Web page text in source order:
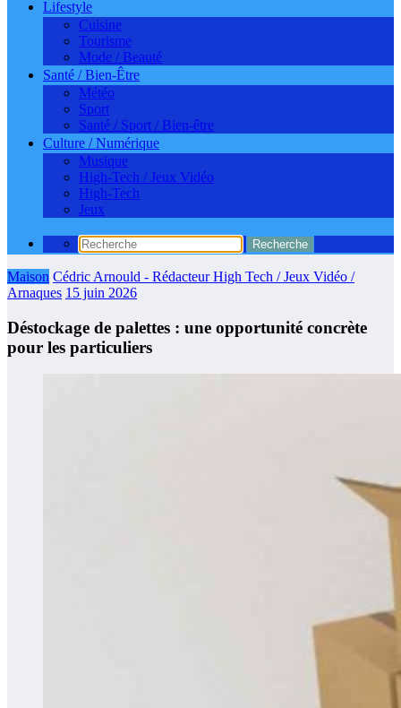
Lifestyle
Cuisine
Tourisme
Mode / Beauté
Santé / Bien-Être
Météo
Sport
Santé / Sport / Bien-être
Culture / Numérique
Musique
High-Tech / Jeux Vidéo
High-Tech
Jeux
Maison Cédric Arnould - Rédacteur High Tech / Jeux Vidéo /
Arnaques 15 juin 2026
Déstockage de palettes : une opportunité concrète
pour les particuliers